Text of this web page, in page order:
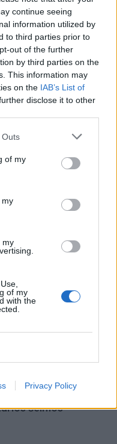
continue seeing
information utilized by
to third parties prior to
out of the further
by third parties on the
This information may
on the IAB’s List of
disclose it to other
Outs
of my
my
my
of my
with the
Privacy Policy
į judrią
įlėkė „ant
vilkiko
ratai pakilo
(7)
žaidimų
lauko pavėsinė:
be namų neliko
šeimos